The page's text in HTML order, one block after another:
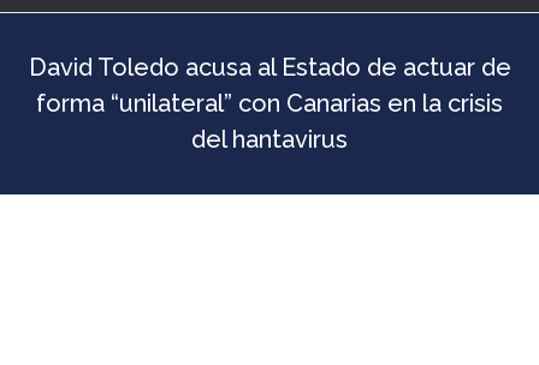
David Toledo acusa al Estado de actuar de
del hantavirus